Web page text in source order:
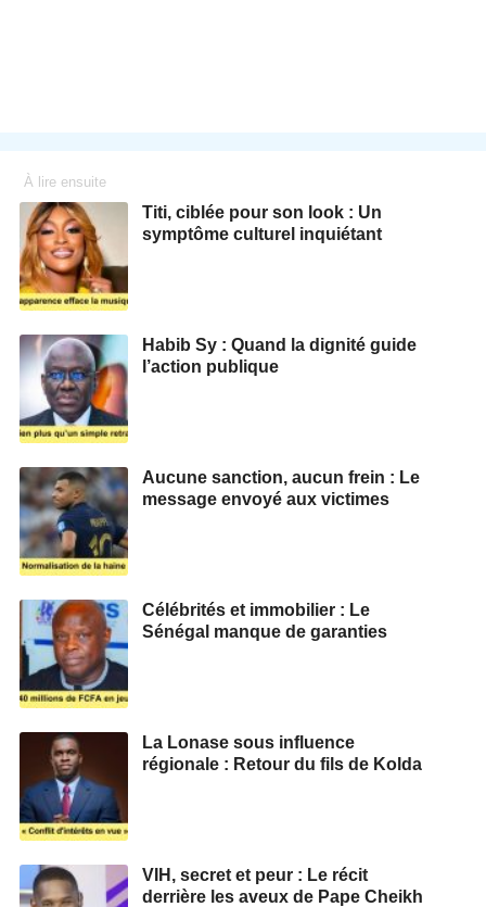
À lire ensuite
Titi, ciblée pour son look : Un
symptôme culturel inquiétant
Habib Sy : Quand la dignité guide
l’action publique
Aucune sanction, aucun frein : Le
message envoyé aux victimes
Célébrités et immobilier : Le
Sénégal manque de garanties
La Lonase sous influence
régionale : Retour du fils de Kolda
VIH, secret et peur : Le récit
derrière les aveux de Pape Cheikh